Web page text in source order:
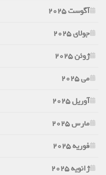
آگوست 2025
جولای 2025
ژوئن 2025
می 2025
آوریل 2025
مارس 2025
فوریه 2025
ژانویه 2025